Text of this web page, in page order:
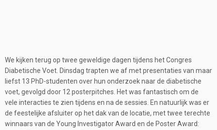
We kijken terug op twee geweldige dagen tijdens het Congres
Diabetische Voet. Dinsdag trapten we af met presentaties van maar
liefst 13 PhD-studenten over hun onderzoek naar de diabetische
voet, gevolgd door 12 posterpitches. Het was fantastisch om de
vele interacties te zien tijdens en na de sessies. En natuurlijk was er
de feestelijke afsluiter op het dak van de locatie, met twee terechte
winnaars van de Young Investigator Award en de Poster Award: